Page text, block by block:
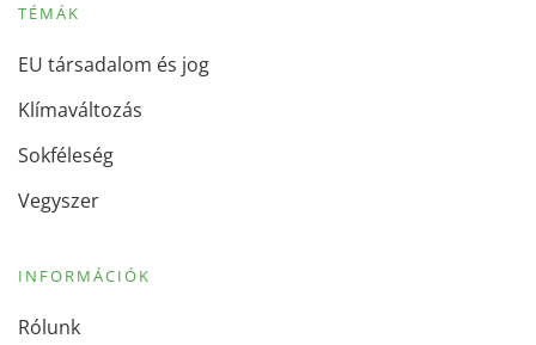
TÉMÁK
EU társadalom és jog
Klímaváltozás
Sokféleség
Vegyszer
INFORMÁCIÓK
Rólunk